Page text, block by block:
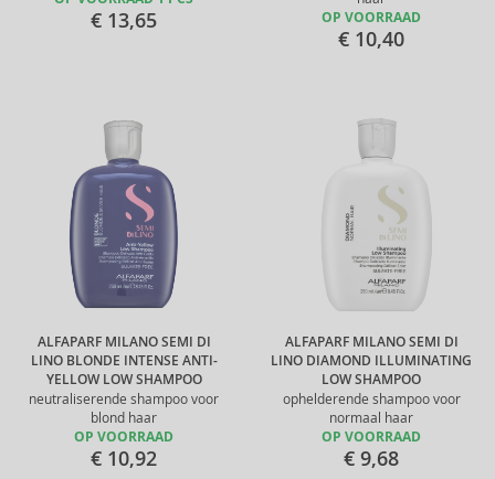
€ 13,65 OP VOORRAAD
€ 10,40
ALFAPARF MILANO SEMI DI
LINO BLONDE INTENSE ANTI-
YELLOW LOW SHAMPOO
neutraliserende shampoo voor
blond haar
OP VOORRAAD
€ 10,92
ALFAPARF MILANO SEMI DI
LINO DIAMOND ILLUMINATING
LOW SHAMPOO
ophelderende shampoo voor
normaal haar
OP VOORRAAD
€ 9,68